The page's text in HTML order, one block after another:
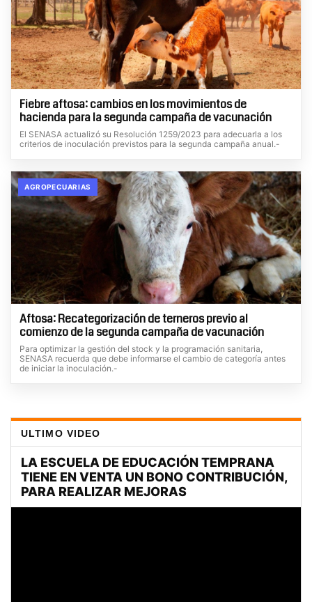
Fiebre aftosa: cambios en los movimientos de
hacienda para la segunda campaña de vacunación
El SENASA actualizó su Resolución 1259/2023 para adecuarla a los
criterios de inoculación previstos para la segunda campaña anual.-
AGROPECUARIAS
Aftosa: Recategorización de terneros previo al
comienzo de la segunda campaña de vacunación
Para optimizar la gestión del stock y la programación sanitaria,
SENASA recuerda que debe informarse el cambio de categoría antes
de iniciar la inoculación.-
ULTIMO VIDEO